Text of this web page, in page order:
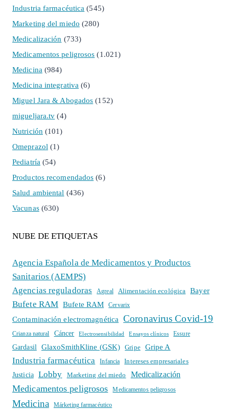
Industria farmacéutica (545)
Marketing del miedo (280)
Medicalización (733)
Medicamentos peligrosos (1.021)
Medicina (984)
Medicina integrativa (6)
Miguel Jara & Abogados (152)
migueljara.tv (4)
Nutrición (101)
Omeprazol (1)
Pediatría (54)
Productos recomendados (6)
Salud ambiental (436)
Vacunas(630)
NUBE DE ETIQUETAS
Agencia Española de Medicamentos y Productos
Sanitarios (AEMPS)
Agencias reguladoras
Agreal Alimentación ecológica Bayer
Bufete RAM Bufete RAM Cervarix
Contaminación electromagnética Coronavirus Covid-19
Crianza natural Cáncer Electrosensibilidad Ensayos clínicos Essure
Gardasil GlaxoSmithKline (GSK) Gripe Gripe A
Industria farmacéutica Infancia
Intereses empresariales
Justicia
Lobby Marketing del miedo Medicalización
Medicamentos peligrosos Medicamentos peligrosos
Medicina Márketing farmacéutico